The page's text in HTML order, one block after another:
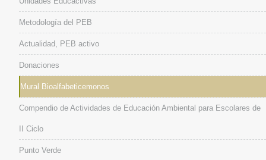
Metodología del PEB
Actualidad, PEB activo
Donaciones
Mural Bioalfabeticemonos
Compendio de Actividades de Educación Ambiental para Escolares de
II Ciclo
Punto Verde